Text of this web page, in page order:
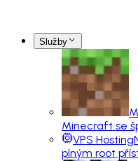
Služby
Minecraft se
VPS Hosting
plným root